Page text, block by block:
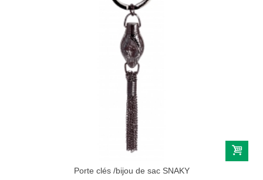
Porte clés /bijou de sac SNAKY